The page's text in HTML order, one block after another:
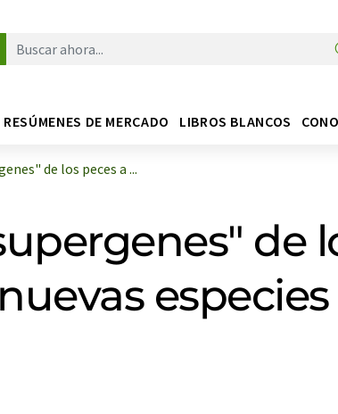
RESÚMENES DE MERCADO LIBROS BLANCOS
de los peces a ...
de
especies